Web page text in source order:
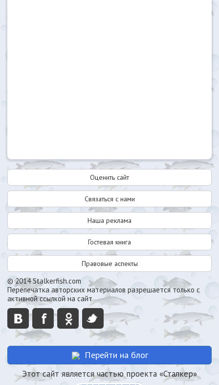
Оценить сайт
Связаться с нами
Наша реклама
Гостевая книга
Правовые аспекты
© 2014 Stalkerfish.com
Перепечатка авторских материалов разрешается только с
активной ссылкой на сайт
Перейти на блог
Этот сайт является частью проекта «Сталкер»